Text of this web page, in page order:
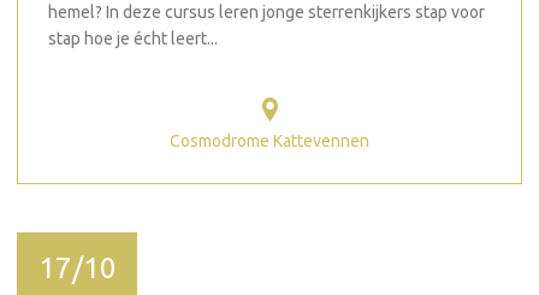
hemel? In deze cursus leren jonge sterrenkijkers stap voor
stap hoe je écht leert...
Cosmodrome Kattevennen
17/10